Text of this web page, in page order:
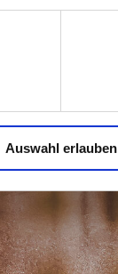
Auswahl erlauben